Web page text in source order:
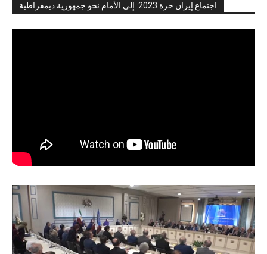
اجتماع إيران حرة 2023: إلى الأمام نحو جمهورية ديمقراطية